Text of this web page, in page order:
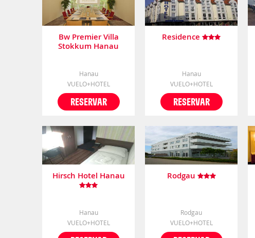
Bw Premier Villa
Stokkum Hanau
Hanau
VUELO+HOTEL
RESERVAR
Residence
Hanau
VUELO+HOTEL
RESERVAR
Hirsch Hotel Hanau
Hanau
VUELO+HOTEL
Rodgau
Rodgau
VUELO+HOTEL